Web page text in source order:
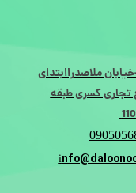
ملاصدراابتدای
کسری طبقه